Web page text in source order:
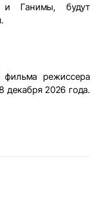
Ганимы, будут
фильма режиссера
декабря 2026 года.